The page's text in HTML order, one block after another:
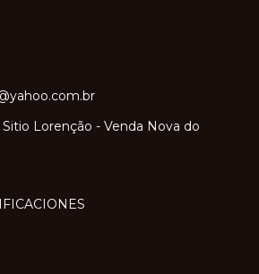
Sitio Lorenção - Venda Nova do